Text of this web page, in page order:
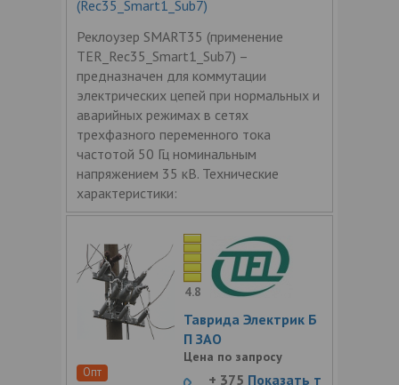
(Rec35_Smart1_Sub7)
Реклоузер SMART35 (применение
TER_Rec35_Smart1_Sub7) –
предназначен для коммутации
электрических цепей при нормальных и
аварийных режимах в сетях
трехфазного переменного тока
частотой 50 Гц номинальным
напряжением 35 кВ. Технические
характеристики:
Опт
4.8
Таврида Электрик Б
П ЗАО
Цена по запросу
+ 375 Показать т